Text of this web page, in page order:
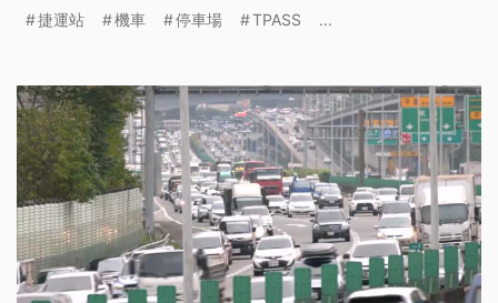
捷運站 機車 停車場 TPASS ...